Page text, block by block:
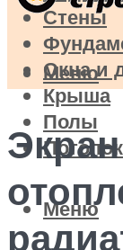
Стены
Окна и
Крыша
Полы
Потолок
Меню
Меню